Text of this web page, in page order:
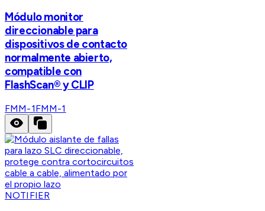
Módulo monitor
direccionable para
dispositivos de contacto
normalmente abierto,
compatible con
FlashScan® y CLIP
FMM-1FMM-1
NOTIFIER